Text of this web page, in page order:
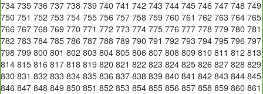
734 735 736 737 738 739 740 741 742 743 744 745 746 747 748 749
750 751 752 753 754 755 756 757 758 759 760 761 762 763 764 765
766 767 768 769 770 771 772 773 774 775 776 777 778 779 780 781
782 783 784 785 786 787 788 789 790 791 792 793 794 795 796 797
798 799 800 801 802 803 804 805 806 807 808 809 810 811 812 813
814 815 816 817 818 819 820 821 822 823 824 825 826 827 828 829
830 831 832 833 834 835 836 837 838 839 840 841 842 843 844 845
846 847 848 849 850 851 852 853 854 855 856 857 858 859 860 861